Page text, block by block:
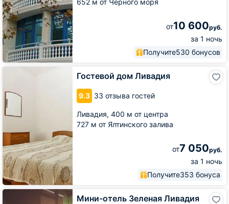
652 м от Черного моря
от10 600руб.
за 1 ночь
Получите530 бонусов
Гостевой дом Ливадия
9.3 33 отзыва гостей
Ливадия, 400 м от центра
727 м от Ялтинского залива
от7 050руб.
за 1 ночь
Получите353 бонуса
Мини-отель Зеленая Ливадия
Мини-